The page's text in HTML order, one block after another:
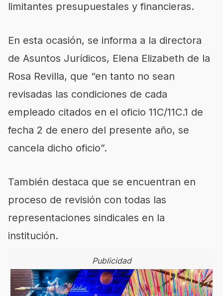
limitantes presupuestales y financieras.
En esta ocasión, se informa a la directora
de Asuntos Jurídicos, Elena Elizabeth de la
Rosa Revilla, que “en tanto no sean
revisadas las condiciones de cada
empleado citados en el oficio 11C/11C.1 de
fecha 2 de enero del presente año, se
cancela dicho oficio”.
También destaca que se encuentran en
proceso de revisión con todas las
representaciones sindicales en la
institución.
Publicidad